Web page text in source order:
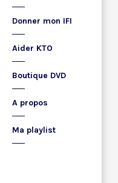
Donner mon IFI
Aider KTO
Boutique DVD
A propos
Ma playlist